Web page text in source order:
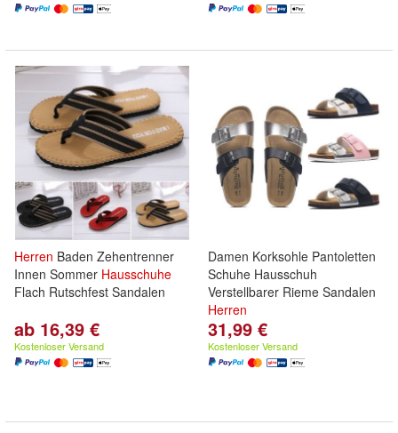
Herren Baden Zehentrenner
Innen Sommer Hausschuhe
Flach Rutschfest Sandalen
ab 16,39 €
Kostenloser Versand
Damen Korksohle Pantoletten
Schuhe Hausschuh
Verstellbarer Rieme Sandalen
Herren
31,99 €
Kostenloser Versand